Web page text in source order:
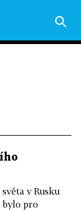
v Rusku
bylo pro